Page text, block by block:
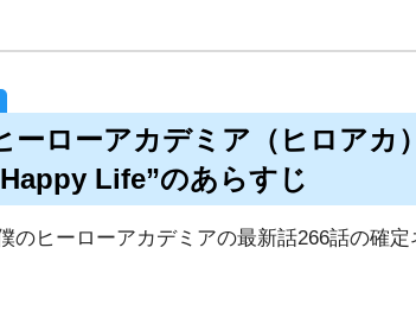
ーローアカデミア（ヒロアカ
Life”のあらすじ
のヒーローアカデミアの最新話266話の確